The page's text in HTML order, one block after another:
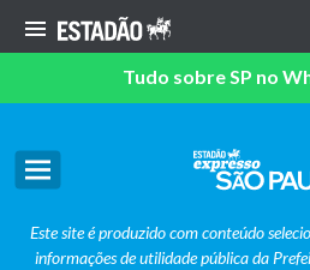
Tudo sobre SP no
Este site é produzido com conteúdo
informações de utilidade pública da